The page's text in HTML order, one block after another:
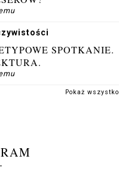
SPOTKANIE.
Pokaż wszystko